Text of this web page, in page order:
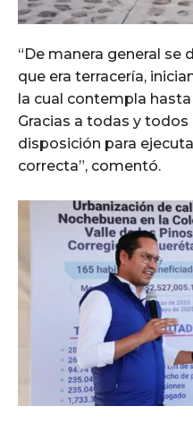
“De manera general se
que era terracería,
la cual contempla
Gracias a todas y
disposición para
correcta”, comentó.